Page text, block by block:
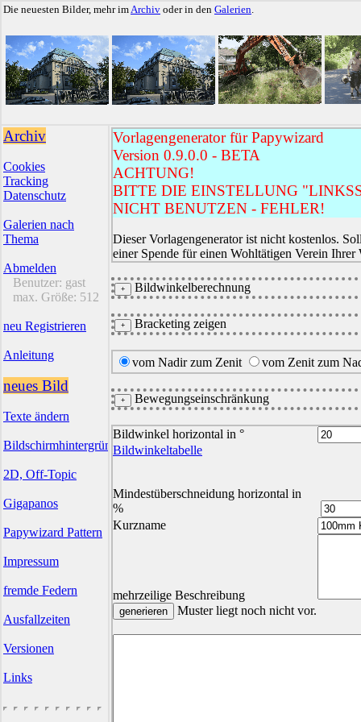
Die neuesten Bilder, mehr imArchiv oder in den Galerien.
Archiv
Cookies
Tracking
Datenschutz
Galerien nach
Thema
Abmelden
Benutzer: gast
max. Größe: 512
neu Registrieren
Anleitung
neues Bild
Texte ändern
Bildschirmhintergründe
2D, Off-Topic
Gigapanos
Papywizard Pattern
Impressum
fremde Federn
Ausfallzeiten
Versionen
Links
Vorlagengenerator für Papywizard
Version 0.9.0.0 - BETA
ACHTUNG!
BITTE DIE EINSTELLUNG
NICHT BENUTZEN - FEHLER!
Dieser Vorlagengenerator ist nicht kostenlos.
einer Spende für einen Wohltätigen Verein Ihrer
Bildwinkelberechnung
Bracketing zeigen
vom Nadir zum Zenit vom Zenit zum
Bewegungseinschränkung
Bildwinkel horizontal in °
Bildwinkeltabelle
Mindestüberschneidung horizontal in
%
Kurzname
mehrzeilige Beschreibung
Muster liegt noch nicht vor.